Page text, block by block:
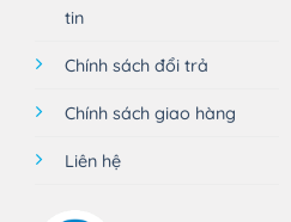
tin
Chính sách đổi trả
Chính sách giao hàng
Liên hệ